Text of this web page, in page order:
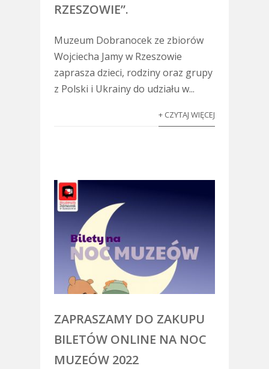
RZESZOWIE”.
Muzeum Dobranocek ze zbiorów
Wojciecha Jamy w Rzeszowie
zaprasza dzieci, rodziny oraz grupy
z Polski i Ukrainy do udziału w...
+ CZYTAJ WIĘCEJ
ZAPRASZAMY DO ZAKUPU
BILETÓW ONLINE NA NOC
MUZEÓW 2022